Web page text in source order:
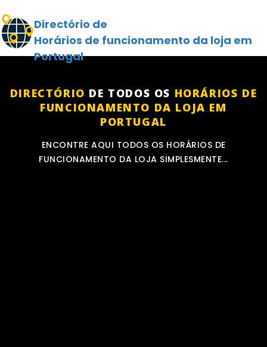
Directório de
Horários de funcionamento da loja em
Portugal
DIRECTÓRIO DE TODOS OS HORÁRIOS DE
FUNCIONAMENTO DA LOJA EM
PORTUGAL
ENCONTRE AQUI TODOS OS HORÁRIOS DE
FUNCIONAMENTO DA LOJA SIMPLESMENTE...